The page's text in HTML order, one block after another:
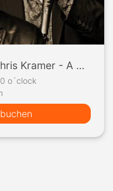
Abi Wallenstein & Chris Kramer - A Magical Blues Night
o´clock